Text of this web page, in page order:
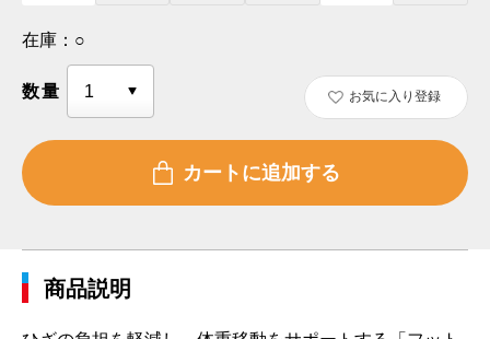
在庫： ○
数量 お気に入り登録
商品説明